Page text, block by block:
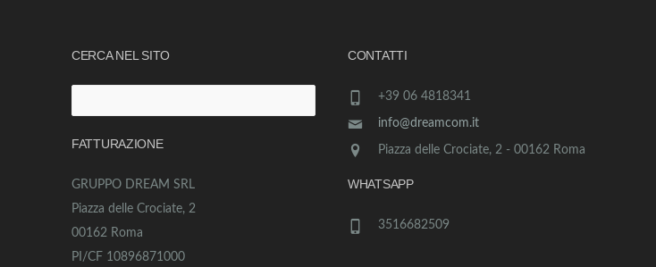
CERCA NEL SITO
per:
FATTURAZIONE
GRUPPO DREAM SRL
Piazza delle Crociate, 2
00162 Roma
PI/CF 10896871000
CONTATTI
+39 06 4818341
info@dreamcom.it
Piazza delle Crociate, 2 - 00162 Roma
WHATSAPP
3516682509